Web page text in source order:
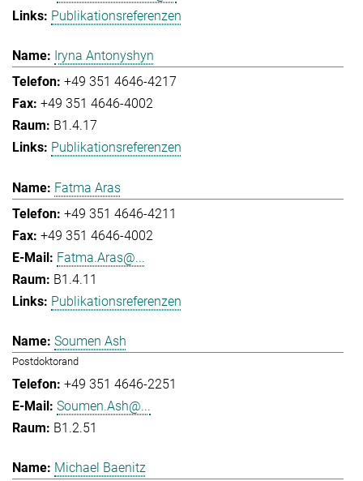
Publikationsreferenzen
Iryna Antonyshyn
+49 351 4646-4217
+49 351 4646-4002
B1.4.17
Publikationsreferenzen
Fatma Aras
+49 351 4646-4211
+49 351 4646-4002
Fatma.Aras@...
B1.4.11
Publikationsreferenzen
Soumen Ash
Postdoktorand
+49 351 4646-2251
Soumen.Ash@...
B1.2.51
Michael Baenitz